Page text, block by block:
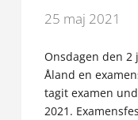
25 maj 2021
Onsdagen den 2
Åland en
tagit examen
2021.